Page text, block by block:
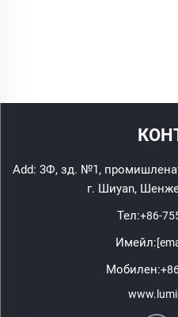
Add: 3Ф, зд. №1,
г. Шиyan,
Тел:+86-
Имейл:
Мобилен: